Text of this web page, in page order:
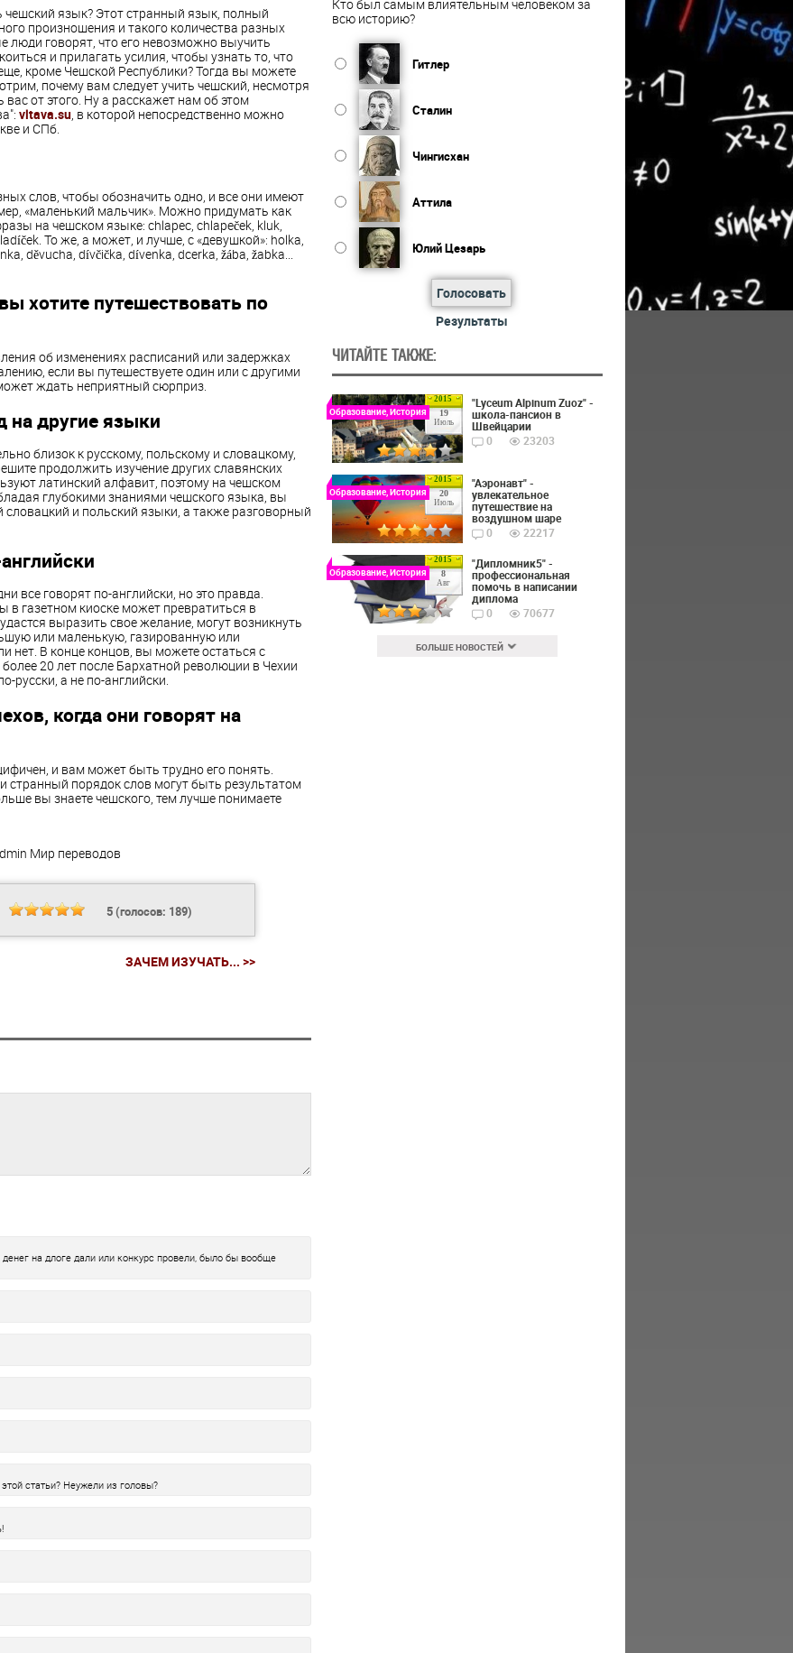
язык? Этот странный язык, полный
произношения и такого количества разных
люди говорят, что его невозможно выучить
и прилагать усилия, чтобы узнать то, что
кроме Чешской Республики? Тогда вы можете
почему вам следует учить чешский, несмотря
от этого. Ну а расскажет нам об этом
vltava.su, в которой непосредственно можно
и СПб.
слов, чтобы обозначить одно, и все они имеют
«маленький мальчик». Можно придумать как
на чешском языке: chlapec, chlapeček, kluk,
То же, а может, и лучше, с «девушкой»: holka,
děvucha, dívčička, dívenka, dcerka, žába, žabka...
хотите путешествовать по
об изменениях расписаний или задержках
если вы путешествуете один или с другими
ждать неприятный сюрприз.
другие языки
близок к русскому, польскому и словацкому,
продолжить изучение других славянских
латинский алфавит, поэтому на чешском
глубокими знаниями чешского языка, вы
и польский языки, а также разговорный
все говорят по-английски, но это правда.
в газетном киоске может превратиться в
выразить свое желание, могут возникнуть
или маленькую, газированную или
нет. В конце концов, вы можете остаться с
20 лет после Бархатной революции в Чехии
русски, а не по-английски.
когда они говорят на
и вам может быть трудно его понять.
порядок слов могут быть результатом
вы знаете чешского, тем лучше понимаете
Мир переводов
5(голосов: 189)
ЗАЧЕМ ИЗУЧАТЬ... >>
на длоге дали или конкурс провели, было бы вообще
статьи? Неужели из головы?
Кто был самым влиятельным человеком за
всю историю?
Гитлер
Сталин
Чингисхан
Аттила
Юлий Цезарь
Голосовать
Результаты
ЧИТАЙТЕ ТАКЖЕ:
2015
19
Июль
Образование, История
"Lyceum Alpinum Zuoz" -
школа-пансион в
Швейцарии
0
23203
2015
20
Июль
Образование, История
"Аэронавт" -
увлекательное
путешествие на
воздушном шаре
0
22217
2015
8
Авг
Образование, История
"Дипломник5" -
профессиональная
помочь в написании
диплома
0
70677
БОЛЬШЕ НОВОСТЕЙ